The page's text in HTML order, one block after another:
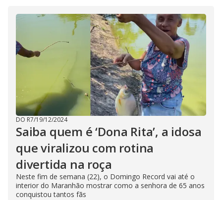
d
e
o
DO R7/19/12/2024
Saiba quem é ‘Dona Rita’, a idosa
que viralizou com rotina
divertida na roça
Neste fim de semana (22), o Domingo Record vai até o
interior do Maranhão mostrar como a senhora de 65 anos
conquistou tantos fãs